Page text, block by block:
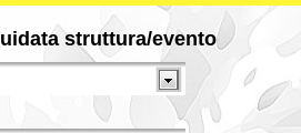
struttura/evento